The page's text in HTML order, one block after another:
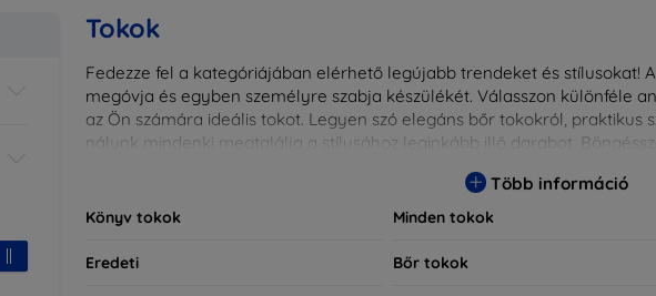
Tokok
Fedezze fel a kategóriájában elérhető legújabb trendeket és stílusokat!
megóvja és egyben személyre szabja készülékét. Válasszon különféle
az Ön számára ideális tokot. Legyen szó elegáns bőr tokokról, praktikus
nálunk mindenki megtalálja a stílusához leginkább illő darabot.
Több információ
Könyv tokok Minden tokok
Eredeti Bőr tokok